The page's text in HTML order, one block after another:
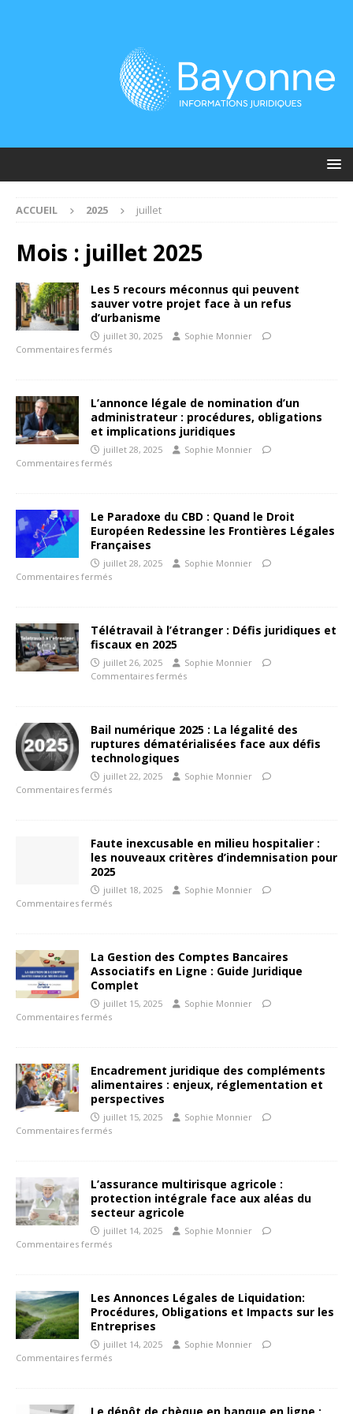
ACCUEIL 2025 juillet
Mois : juillet 2025
Les 5 recours méconnus qui peuvent
sauver votre projet face à un refus
d’urbanisme
juillet 30, 2025
Sophie Monnier
Commentaires fermés
L’annonce légale de nomination d’un
administrateur : procédures, obligations
et implications juridiques
juillet 28, 2025
Sophie Monnier
Commentaires fermés
Le Paradoxe du CBD : Quand le Droit
Européen Redessine les Frontières Légales
Françaises
juillet 28, 2025
Sophie Monnier
Commentaires fermés
Télétravail à l’étranger : Défis juridiques et
fiscaux en 2025
juillet 26, 2025
Sophie Monnier
Commentaires fermés
Bail numérique 2025 : La légalité des
ruptures dématérialisées face aux défis
technologiques
juillet 22, 2025
Sophie Monnier
Commentaires fermés
Faute inexcusable en milieu hospitalier :
les nouveaux critères d’indemnisation pour
2025
juillet 18, 2025
Sophie Monnier
Commentaires fermés
La Gestion des Comptes Bancaires
Associatifs en Ligne : Guide Juridique
Complet
juillet 15, 2025
Sophie Monnier
Commentaires fermés
Encadrement juridique des compléments
alimentaires : enjeux, réglementation et
perspectives
juillet 15, 2025
Sophie Monnier
Commentaires fermés
L’assurance multirisque agricole :
protection intégrale face aux aléas du
secteur agricole
juillet 14, 2025
Sophie Monnier
Commentaires fermés
Les Annonces Légales de Liquidation:
Procédures, Obligations et Impacts sur les
Entreprises
juillet 14, 2025
Sophie Monnier
Commentaires fermés